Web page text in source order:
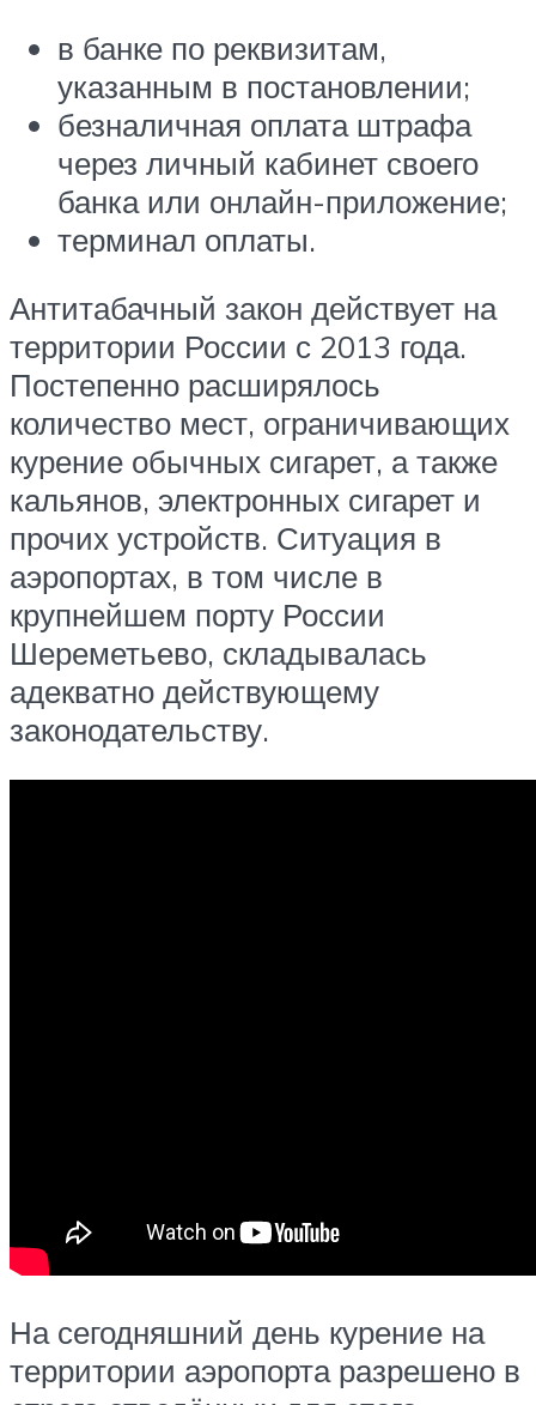
в банке по реквизитам,
указанным в постановлении;
безналичная оплата штрафа
через личный кабинет своего
банка или онлайн-приложение;
терминал оплаты.
Антитабачный закон действует на
территории России с 2013 года.
Постепенно расширялось
количество мест, ограничивающих
курение обычных сигарет, а также
кальянов, электронных сигарет и
прочих устройств. Ситуация в
аэропортах, в том числе в
крупнейшем порту России
Шереметьево, складывалась
адекватно действующему
законодательству.
На сегодняшний день курение на
территории аэропорта разрешено в